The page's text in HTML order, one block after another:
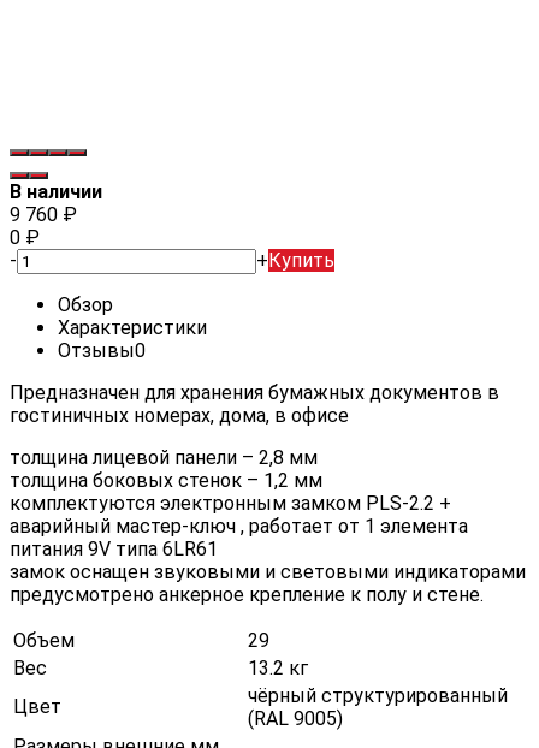
В наличии
9 760 ₽
0 ₽
-
+Купить
Обзор
Характеристики
Отзывы0
Предназначен для хранения бумажных документов в
гостиничных номерах, дома, в офисе
толщина лицевой панели – 2,8 мм
толщина боковых стенок – 1,2 мм
комплектуются электронным замком PLS-2.2 +
аварийный мастер-ключ , работает от 1 элемента
питания 9V типа 6LR61
замок оснащен звуковыми и световыми индикаторами
предусмотрено анкерное крепление к полу и стене.
Объем
29
Вес
13.2 кг
Цвет
чёрный структурированный
(RAL 9005)